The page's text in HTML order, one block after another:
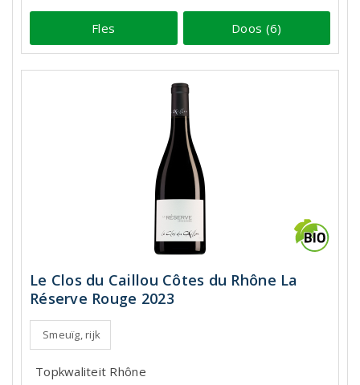
Fles Doos (6)
Le Clos du Caillou Côtes du Rhône La
Réserve Rouge 2023
Smeuïg, rijk
Topkwaliteit Rhône